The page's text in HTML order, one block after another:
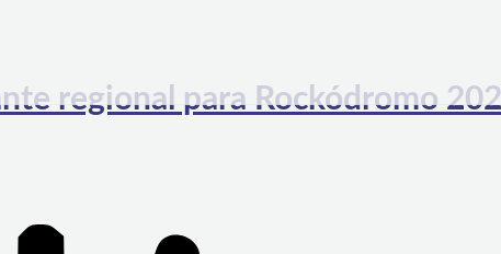
regional para Rockódromo